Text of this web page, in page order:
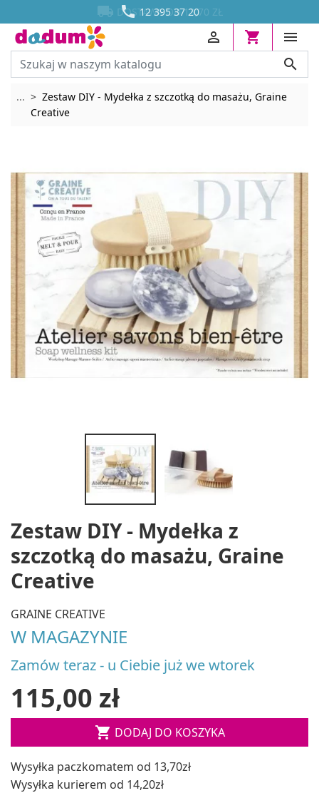
 12 395 37 20
 DOSTAWA OD 13,70 ZŁ






... Rozwiń breadcrumbs
Zestaw DIY - Mydełka z szczotką do masażu, Graine
Creative
Zestaw DIY - Mydełka z
szczotką do masażu, Graine
Creative
GRAINE CREATIVE
W MAGAZYNIE
Zamów teraz - u Ciebie już we wtorek
115,00 zł
 DODAJ DO KOSZYKA
Wysyłka paczkomatem od 13,70zł
Wysyłka kurierem od 14,20zł